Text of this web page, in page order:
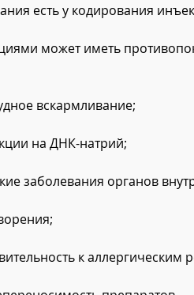
есть у кодирования
может иметь
вскармливание;
на ДНК-натрий;
заболевания органов
к аллергическим